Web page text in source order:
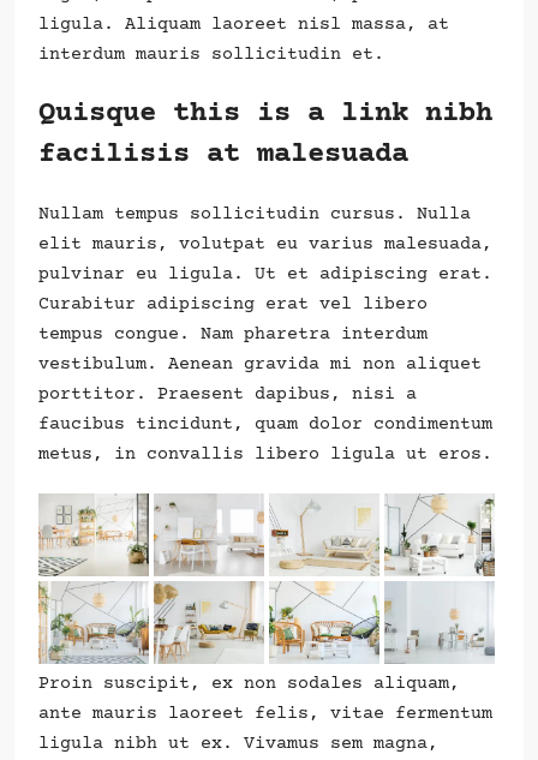
ligula. Aliquam laoreet nisl massa, at
interdum mauris sollicitudin et.
Quisque this is a link nibh
facilisis at malesuada
Nullam tempus sollicitudin cursus. Nulla
elit mauris, volutpat eu varius malesuada,
pulvinar eu ligula. Ut et adipiscing erat.
Curabitur adipiscing erat vel libero
tempus congue. Nam pharetra interdum
vestibulum. Aenean gravida mi non aliquet
porttitor. Praesent dapibus, nisi a
faucibus tincidunt, quam dolor condimentum
metus, in convallis libero ligula ut eros.
Proin suscipit, ex non sodales aliquam,
ante mauris laoreet felis, vitae fermentum
ligula nibh ut ex. Vivamus sem magna,